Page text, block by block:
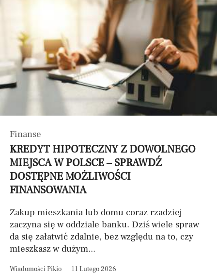
Finanse
KREDYT HIPOTECZNY Z DOWOLNEGO
MIEJSCA W POLSCE – SPRAWDŹ
DOSTĘPNE MOŻLIWOŚCI
FINANSOWANIA
Zakup mieszkania lub domu coraz rzadziej
zaczyna się w oddziale banku. Dziś wiele spraw
da się załatwić zdalnie, bez względu na to, czy
mieszkasz w dużym...
Wiadomości Pikio 11 Lutego 2026